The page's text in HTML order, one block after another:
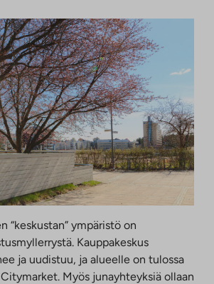
“keskustan” ympäristö on
Kauppakeskus
ja uudistuu, ja alueelle on tulossa
Myös junayhteyksiä ollaan